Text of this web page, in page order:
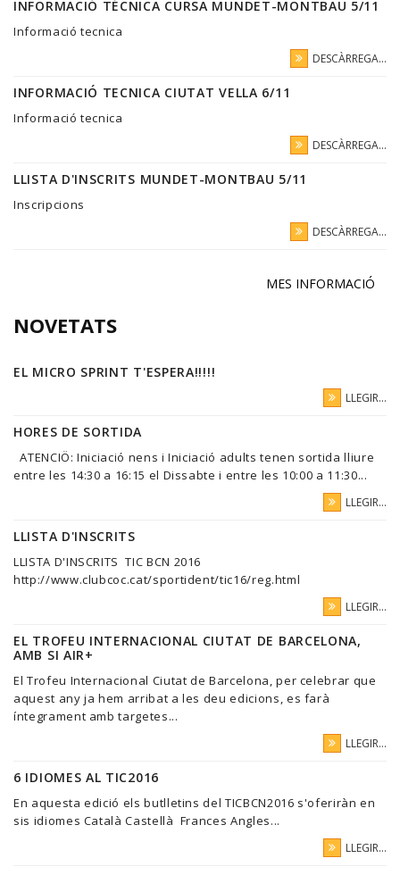
INFORMACIÓ TÉCNICA CURSA MUNDET-MONTBAU 5/11
Informació tecnica
DESCÀRREGA...
INFORMACIÓ TECNICA CIUTAT VELLA 6/11
Informació tecnica
DESCÀRREGA...
LLISTA D'INSCRITS MUNDET-MONTBAU 5/11
Inscripcions
DESCÀRREGA...
MES INFORMACIÓ
NOVETATS
EL MICRO SPRINT T'ESPERA!!!!!
LLEGIR...
HORES DE SORTIDA
ATENCIÖ: Iniciació nens i Iniciació adults tenen sortida lliure
entre les 14:30 a 16:15 el Dissabte i entre les 10:00 a 11:30...
LLEGIR...
LLISTA D'INSCRITS
LLISTA D'INSCRITS TIC BCN 2016
http://www.clubcoc.cat/sportident/tic16/reg.html
LLEGIR...
EL TROFEU INTERNACIONAL CIUTAT DE BARCELONA,
AMB SI AIR+
El Trofeu Internacional Ciutat de Barcelona, per celebrar que
aquest any ja hem arribat a les deu edicions, es farà
íntegrament amb targetes...
LLEGIR...
6 IDIOMES AL TIC2016
En aquesta edició els butlletins del TICBCN2016 s'oferiràn en
sis idiomes Català Castellà Frances Angles...
LLEGIR...